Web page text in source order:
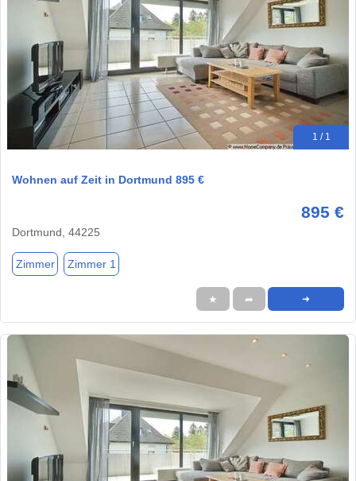
1 / 1
Wohnen auf Zeit in Dortmund 895 €
895 €
Dortmund, 44225
Zimmer Zimmer 1
★ ➦ ➜